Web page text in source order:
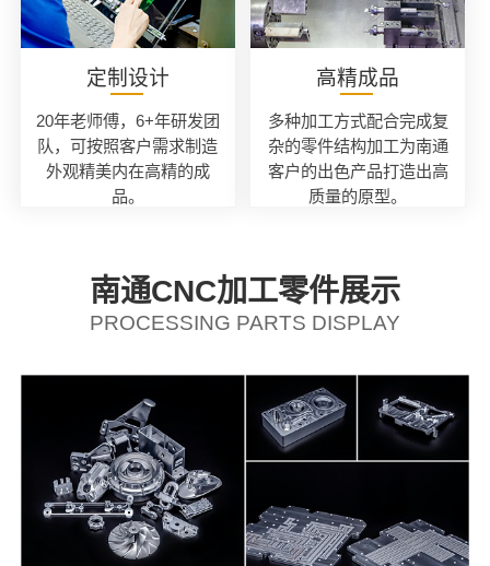
定制设计
20年老师傅，6+年研发团
队，可按照客户需求制造
外观精美内在高精的成
品。
高精成品
多种加工方式配合完成复
杂的零件结构加工为南通
客户的出色产品打造出高
质量的原型。
南通CNC加工零件展示
PROCESSING PARTS DISPLAY